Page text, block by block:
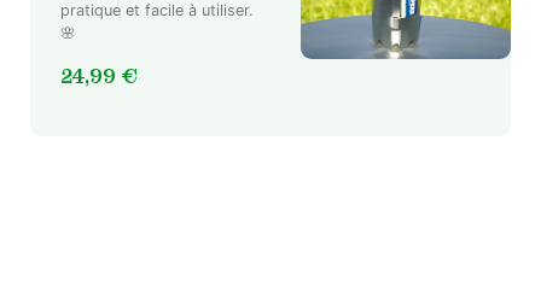
pratique et facile à utiliser.
🌸
24,99 €